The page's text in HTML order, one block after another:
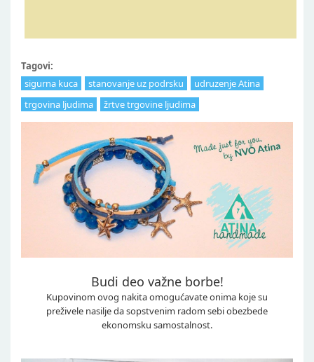
Tagovi:
sigurna kuca
stanovanje uz podrsku
udruzenje Atina
trgovina ljudima
žrtve trgovine ljudima
Budi deo važne borbe!
Kupovinom ovog nakita omogućavate onima koje su
preživele nasilje da sopstvenim radom sebi obezbede
ekonomsku samostalnost.